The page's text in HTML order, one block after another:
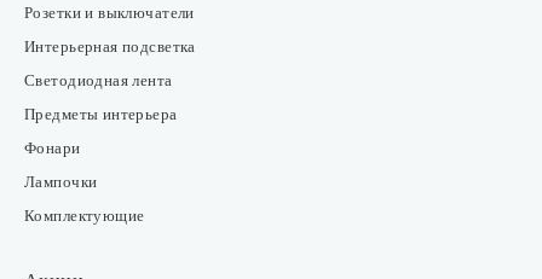
Розетки и выключатели
Интерьерная подсветка
Светодиодная лента
Предметы интерьера
Фонари
Лампочки
Комплектующие